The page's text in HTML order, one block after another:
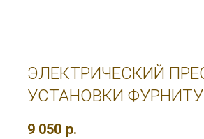
ЭЛЕКТРИЧЕСКИЙ
УСТАНОВКИ
9 050 р.